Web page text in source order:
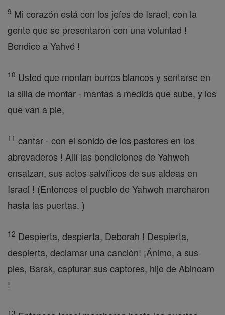
9 Mi corazón está con los jefes de Israel, con la
gente que se presentaron con una voluntad !
Bendice a Yahvé !
10 Usted que montan burros blancos y sentarse en
la silla de montar - mantas a medida que sube, y los
que van a pie,
11 cantar - con el sonido de los pastores en los
abrevaderos ! Allí las bendiciones de Yahweh
ensalzan, sus actos salvíficos de sus aldeas en
Israel ! (Entonces el pueblo de Yahweh marcharon
hasta las puertas. )
12 Despierta, despierta, Deborah ! Despierta,
despierta, declamar una canción! ¡Ánimo, a sus
pies, Barak, capturar sus captores, hijo de Abinoam
!